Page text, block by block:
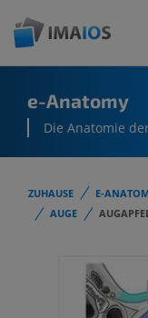
e-Anatomy
Die Anatomie
ZUHAUSE E-
AUGE